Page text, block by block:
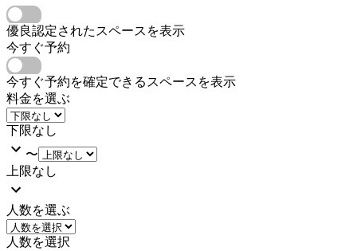
優良認定されたスペースを表示
今すぐ予約
今すぐ予約を確定できるスペースを表示
料金を選ぶ
下限なし
〜
上限なし
人数を選ぶ
人数を選択